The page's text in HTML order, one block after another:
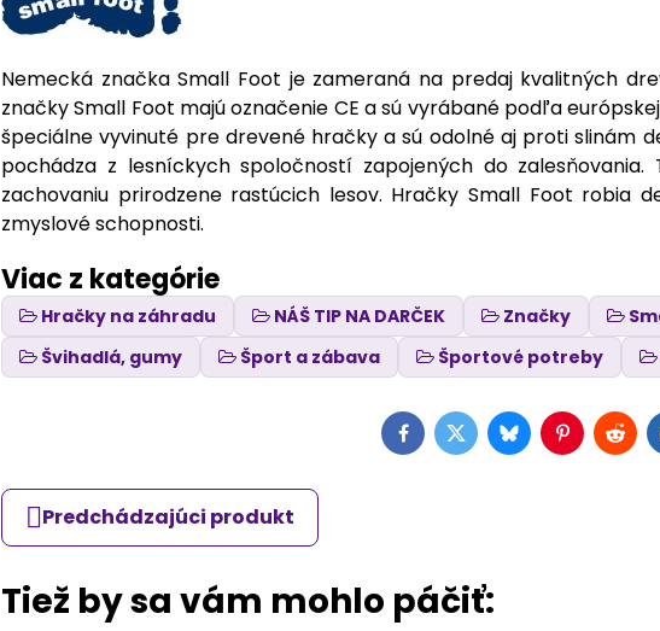
Nemecká značka Small Foot je zameraná na predaj kvalitných
značky Small Foot majú označenie CE a sú vyrábané podľa
špeciálne vyvinuté pre drevené hračky a sú odolné aj proti slinám
pochádza z lesníckych spoločností zapojených do
zachovaniu prirodzene rastúcich lesov. Hračky Small Foot robia
zmyslové schopnosti.
Viac z kategórie
Hračky na záhradu NÁŠ TIP NA DARČEK Značky
Švihadlá, gumy
Šport a zábava Športové potreby
Facebook
TwitterBlueskyPinterest
Predchádzajúci produkt
Tiež by sa vám mohlo páčiť: